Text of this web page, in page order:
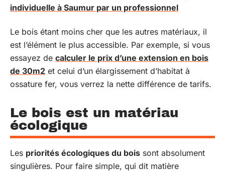
individuelle à Saumur par un professionnel
Le bois étant moins cher que les autres matériaux, il
est l’élément le plus accessible. Par exemple, si vous
essayez de calculer le prix d’une extension en bois
de 30m2 et celui d’un élargissement d’habitat à
ossature fer, vous verrez la nette différence de tarifs.
Le bois est un matériau
écologique
Les priorités écologiques du bois sont absolument
singulières. Pour faire simple, qui dit matière